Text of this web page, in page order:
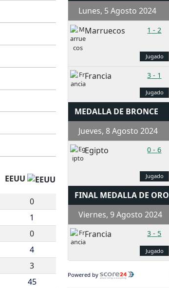
EEUU
0
1
0
4
3
45
Lunes, 5 Agosto 2024
Marruecos
1 - 2
Jugado
Francia 3 - 1
Jugado
MEDALLA DE BRONCE
Jueves, 8 Agosto 2024
Egipto
0 -6
Jugado
FINAL MEDALLA DE ORO
Viernes, 9 Agosto 2024
Francia
3 - 5
Jugado
Powered by